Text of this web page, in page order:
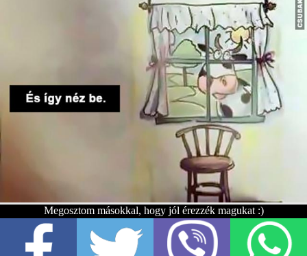
Megosztom másokkal, hogy jól érezzék magukat :)